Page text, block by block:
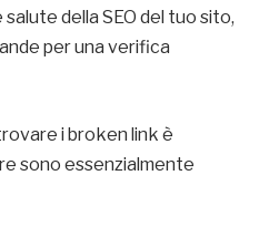
della SEO del tuo sito,
per una verifica
i broken link è
sono essenzialmente